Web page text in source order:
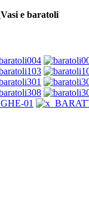
Vasi e baratoli